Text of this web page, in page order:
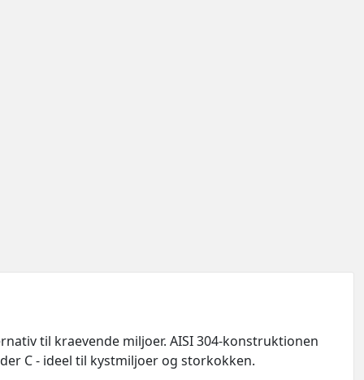
til kraevende miljoer. AISI 304-konstruktionen
C - ideel til kystmiljoer og storkokken.